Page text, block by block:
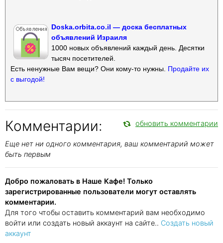
Doska.orbita.co.il — доска бесплатных
объявлений Израиля
1000 новых объявлений каждый день. Десятки
тысяч посетителей.
Есть ненужные Вам вещи? Они кому-то нужны. Продайте их
с выгодой!
Комментарии: обновить комментарии
Еще нет ни одного комментария, ваш комментарий может
быть первым
Добро пожаловать в Наше Кафе! Только
зарегистрированные пользователи могут оставлять
комментарии.
Для того чтобы оставить комментарий вам необходимо
войти или создать новый аккаунт на сайте.. Создать новый
аккаунт